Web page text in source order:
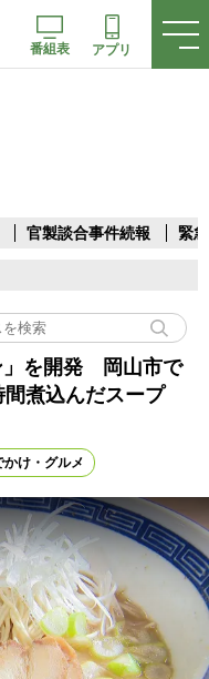
番組表 アプリ
官製談合事件続報 緊
」を開発 岡山市で
煮込んだスープ
かけ・グルメ